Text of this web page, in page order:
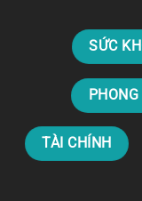
SỨC
TÀI CHÍNH